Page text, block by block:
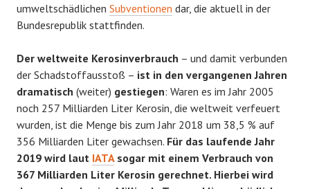
umweltschädlichen Subventionen dar, die aktuell in der
Bundesrepublik stattfinden.
Der weltweite Kerosinverbrauch – und damit verbunden
der Schadstoffausstoß – ist in den vergangenen Jahren
dramatisch (weiter) gestiegen: Waren es im Jahr 2005
noch 257 Milliarden Liter Kerosin, die weltweit verfeuert
wurden, ist die Menge bis zum Jahr 2018 um 38,5 % auf
356 Milliarden Liter gewachsen. Für das laufende Jahr
2019 wird laut IATAsogar mit einem Verbrauch von
367 Milliarden Liter Kerosin gerechnet. Hierbei wird